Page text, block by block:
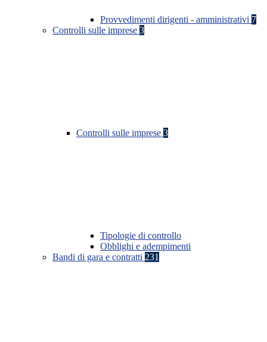
Provvedimenti dirigenti - amministrativi 7
Controlli sulle imprese 3
Controlli sulle imprese 3
Tipologie di controllo
Obblighi e adempimenti
Bandi di gara e contratti 231